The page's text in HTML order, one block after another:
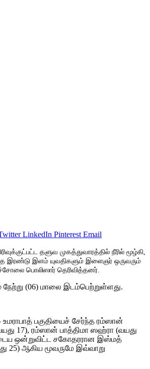
LinkedIn Pinterest Email
தளுவ முகத்துவாரத்தில் நீரில் மூழ்கி,
இரண்டு இளம் யுவதிகளும் இளைஞர் ஒருவரும்
பொலிஸார் தெரிவித்தனர்.
(06) மாலை இடம்பெற்றுள்ளது.
உமராபாத் பகுதியைச் சேர்ந்த ரம்ஸான்
17), ரம்ஸான் பாத்திமா ஸஹ்ரா (வயது
ஒன்றுவிட்ட சகோதரரான இஸ்மத்
25) ஆகிய மூவருமே இவ்வாறு